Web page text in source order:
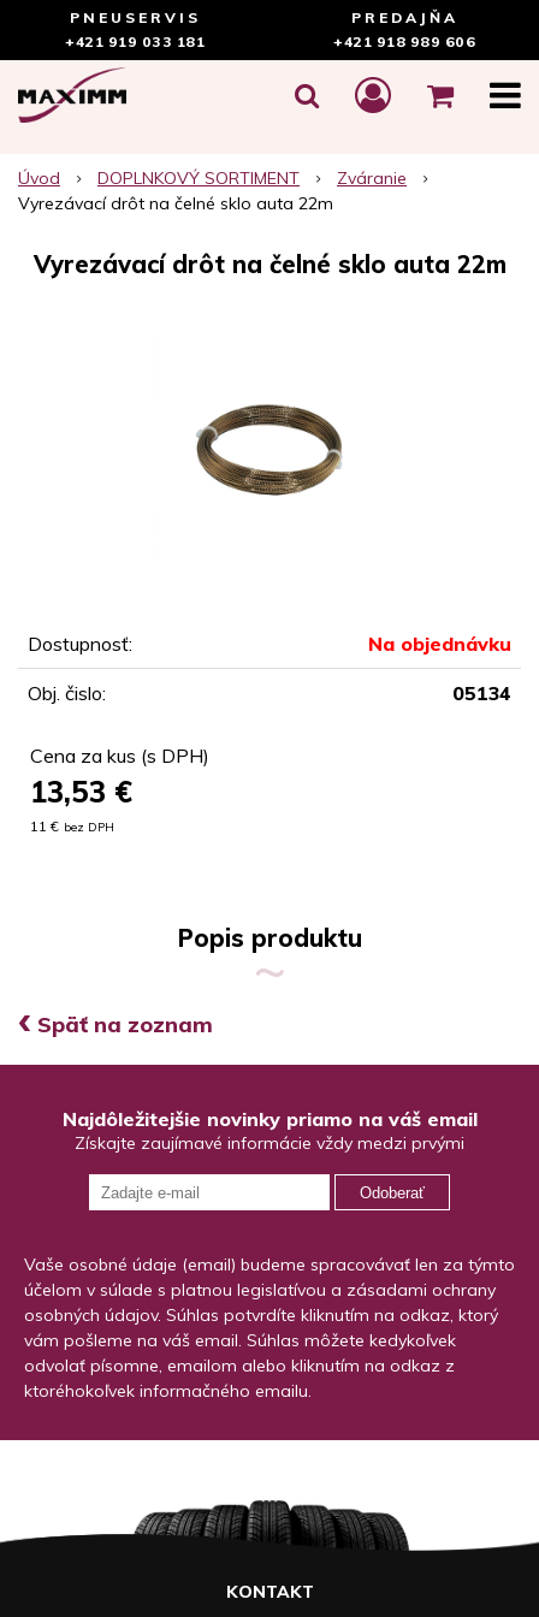
PNEUSERVIS
+421 919 033 181
PREDAJŇA
+421 918 989 606
Úvod DOPLNKOVÝ SORTIMENT
Zváranie
Vyrezávací drôt na čelné sklo auta 22m
Vyrezávací drôt na čelné sklo auta 22m
Dostupnosť: Na objednávku
Obj. čislo: 05134
Cena za kus (s DPH)
13,53 €
11 € bez DPH
Popis produktu
‹ Späť na zoznam
Najdôležitejšie novinky priamo na váš email
Získajte zaujímavé informácie vždy medzi prvými
Odoberať
Vaše osobné údaje (email) budeme spracovávať len za týmto
účelom v súlade s platnou legislatívou a zásadami ochrany
osobných údajov. Súhlas potvrdíte kliknutím na odkaz, ktorý
vám pošleme na váš email. Súhlas môžete kedykoľvek
odvolať písomne, emailom alebo kliknutím na odkaz z
ktoréhokoľvek informačného emailu.
KONTAKT